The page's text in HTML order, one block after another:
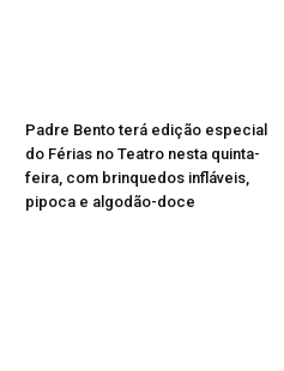
Padre Bento terá edição especial
do Férias no Teatro nesta quinta-
feira, com brinquedos infláveis,
pipoca e algodão-doce